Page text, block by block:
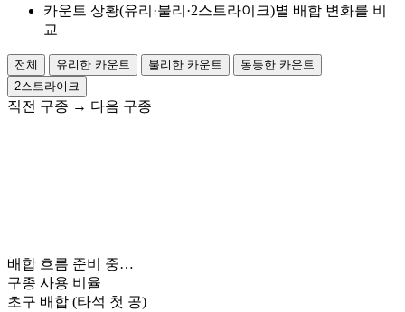
카운트 상황(유리·불리·2스트라이크)별 배합 변화를 비
교
전체 유리한 카운트 불리한 카운트
동등한 카운트
2스트라이크
직전 구종 → 다음 구종
배합 흐름 준비 중…
구종 사용 비율
초구 배합 (타석 첫 공)